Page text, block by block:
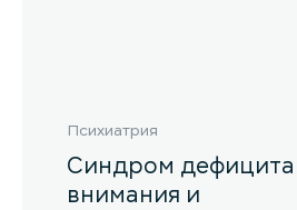
Психиатрия
Синдром дефицита
внимания и